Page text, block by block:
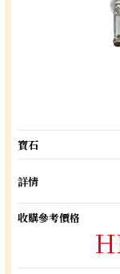
寶石
詳情
收購參考價格